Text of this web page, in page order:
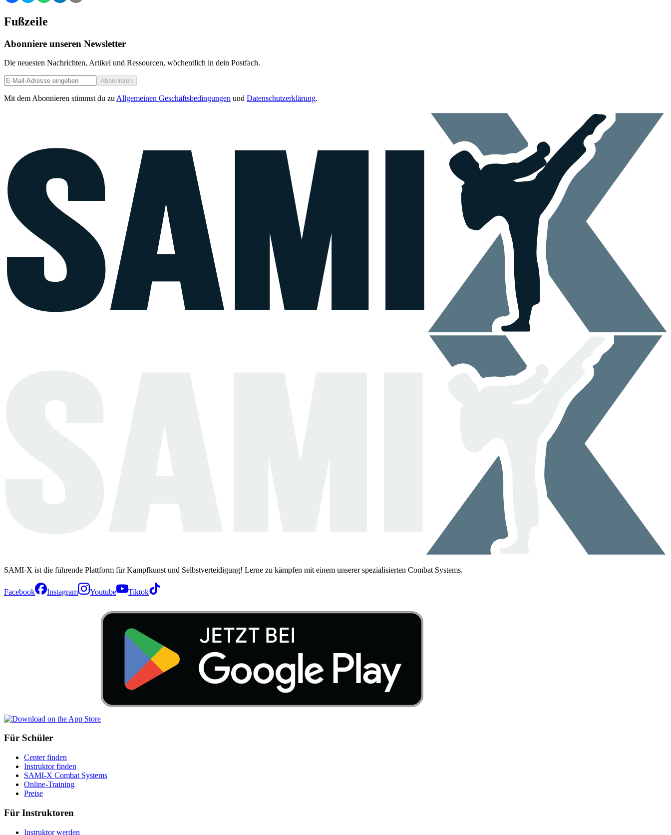
Fußzeile
Abonniere unseren Newsletter
Die neuesten Nachrichten, Artikel und Ressourcen, wöchentlich in dein Postfach.
Abonnieren
Mit dem Abonnieren stimmst du zu Allgemeinen Geschäftsbedingungen und Datenschutzerklärung.
SAMI-X ist die führende Plattform für Kampfkunst und Selbstverteidigung! Lerne zu kämpfen mit einem unserer spezialisierten Combat Systems.
Facebook Instagram Youtube Tiktok
Für Schüler
Center finden
Instruktor finden
SAMI-X Combat Systems
Online-Training
Preise
Für Instruktoren
Instruktor werden